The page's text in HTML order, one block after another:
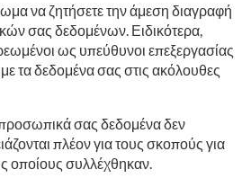
να ζητήσετε την άμεση διαγραφή
σας δεδομένων. Ειδικότερα,
ως υπεύθυνοι επεξεργασίας
τα δεδομένα σας στις ακόλουθες
σας δεδομένα δεν
πλέον για τους σκοπούς για
οποίους συλλέχθηκαν.